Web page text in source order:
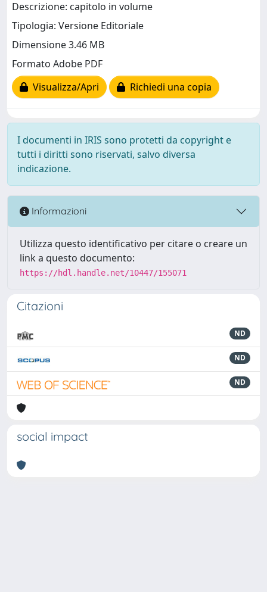
Descrizione: capitolo in volume
Tipologia: Versione Editoriale
Dimensione 3.46 MB
Formato Adobe PDF
Visualizza/Apri
Richiedi una copia
I documenti in IRIS sono protetti da copyright e
tutti i diritti sono riservati, salvo diversa
indicazione.
Informazioni
Utilizza questo identificativo per citare o creare un
link a questo documento:
https://hdl.handle.net/10447/155071
Citazioni
ND
ND
ND
social impact